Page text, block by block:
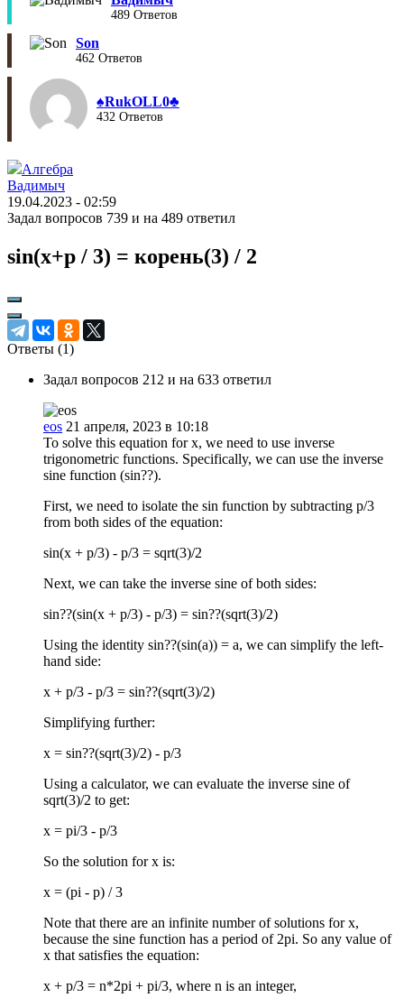
489 Ответов
Son
462 Ответов
♠︎RukOLL0♣︎
432 Ответов
Алгебра
Вадимыч
19.04.2023 - 02:59
Задал вопросов 739 и на 489 ответил
sin(x+p / 3) = корень(3) / 2
Ответы (1)
Задал вопросов 212 и на 633 ответил
eos 21 апреля, 2023 в 10:18
To solve this equation for x, we need to use inverse
trigonometric functions. Specifically, we can use the inverse
sine function (sin??).
First, we need to isolate the sin function by subtracting p/3
from both sides of the equation:
sin(x + p/3) - p/3 = sqrt(3)/2
Next, we can take the inverse sine of both sides:
sin??(sin(x + p/3) - p/3) = sin??(sqrt(3)/2)
Using the identity sin??(sin(a)) = a, we can simplify the left-
hand side:
x + p/3 - p/3 = sin??(sqrt(3)/2)
Simplifying further:
x = sin??(sqrt(3)/2) - p/3
Using a calculator, we can evaluate the inverse sine of
sqrt(3)/2 to get:
x = pi/3 - p/3
So the solution for x is:
x = (pi - p) / 3
Note that there are an infinite number of solutions for x,
because the sine function has a period of 2pi. So any value of
x that satisfies the equation:
x + p/3 = n*2pi + pi/3, where n is an integer,